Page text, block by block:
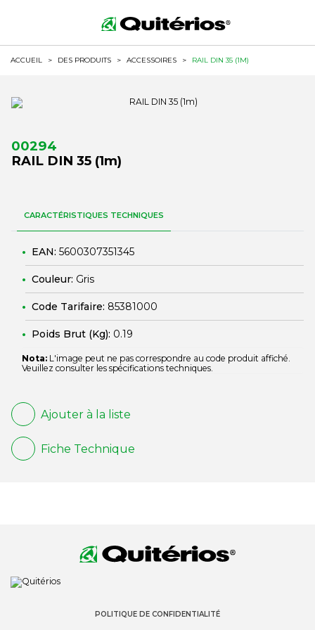
ACCUEIL > DES PRODUITS > ACCESSOIRES > RAIL DIN 35 (1M)
00294
RAIL DIN 35 (1m)
CARACTÉRISTIQUES TECHNIQUES
EAN: 5600307351345
Couleur: Gris
Code Tarifaire: 85381000
Poids Brut (Kg): 0.19
Nota: L'image peut ne pas correspondre au code produit affiché.
Veuillez consulter les spécifications techniques.
Ajouter à la liste
Fiche Technique
POLITIQUE DE CONFIDENTIALITÉ